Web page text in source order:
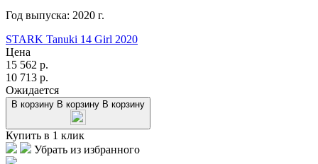
Год выпуска: 2020 г.
STARK Tanuki 14 Girl 2020
Цена
15 562 р.
10 713 р.
Ожидается
В корзину В корзину В корзину
Купить в 1 клик
Убрать из избранного